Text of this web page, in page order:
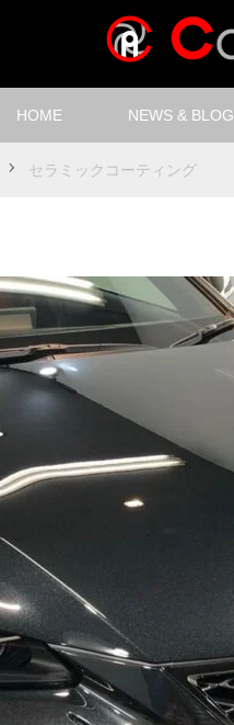
HOME NEWS & BLOG
セラミックコーティング